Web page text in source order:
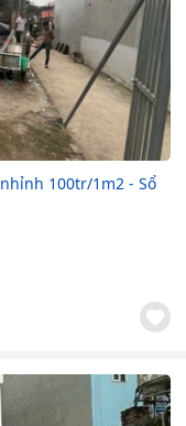
100tr/1m2 - Sổ